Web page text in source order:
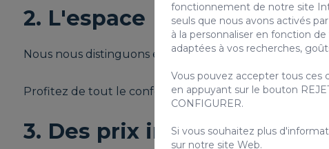
2. L'espace
Nous nous distinguons en proposant des
Profitez de tout le confort de nos cuisines
3. Des prix imbattables
fonctionnement de notre site
seuls que nous avons activés
à la personnaliser en fonction
adaptées à vos recherches,
Vous pouvez accepter tous ces
en appuyant sur le bouton
CONFIGURER.
Si vous souhaitez plus
sur notre site Web.